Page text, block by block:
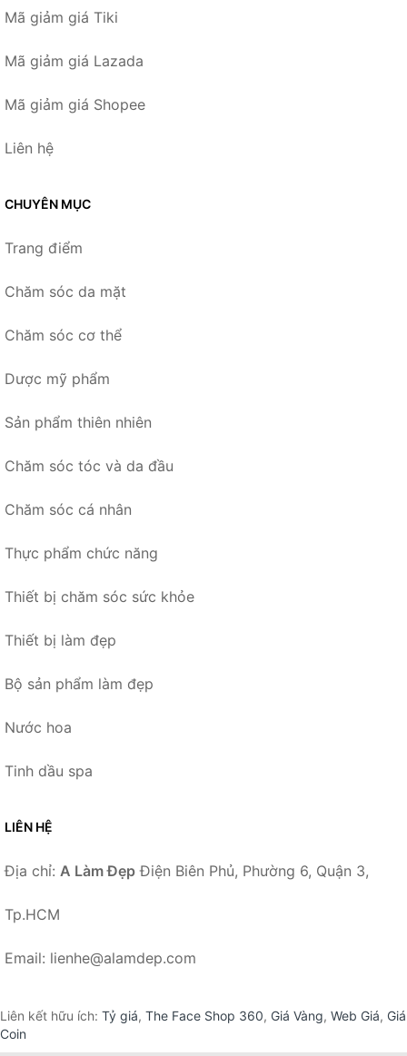
Mã giảm giá Tiki
Mã giảm giá Lazada
Mã giảm giá Shopee
Liên hệ
CHUYÊN MỤC
Trang điểm
Chăm sóc da mặt
Chăm sóc cơ thể
Dược mỹ phẩm
Sản phẩm thiên nhiên
Chăm sóc tóc và da đầu
Chăm sóc cá nhân
Thực phẩm chức năng
Thiết bị chăm sóc sức khỏe
Thiết bị làm đẹp
Bộ sản phẩm làm đẹp
Nước hoa
Tinh dầu spa
LIÊN HỆ
Địa chỉ: A Làm Đẹp Điện Biên Phủ, Phường 6, Quận 3,
Tp.HCM
Email: lienhe@alamdep.com
Liên kết hữu ích: Tỷ giá, The Face Shop 360, Giá Vàng, Web Giá, Giá
Coin